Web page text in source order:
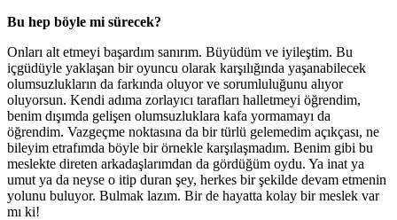
Bu hep böyle mi sürecek?
Onları alt etmeyi başardım sanırım. Büyüdüm ve iyileştim. Bu
içgüdüyle yaklaşan bir oyuncu olarak karşılığında yaşanabilecek
olumsuzlukların da farkında oluyor ve sorumluluğunu alıyor
oluyorsun. Kendi adıma zorlayıcı tarafları halletmeyi öğrendim,
benim dışımda gelişen olumsuzluklara kafa yormamayı da
öğrendim. Vazgeçme noktasına da bir türlü gelemedim açıkçası, ne
bileyim etrafımda böyle bir örnekle karşılaşmadım. Benim gibi bu
meslekte direten arkadaşlarımdan da gördüğüm oydu. Ya inat ya
umut ya da neyse o itip duran şey, herkes bir şekilde devam etmenin
yolunu buluyor. Bulmak lazım. Bir de hayatta kolay bir meslek var
mı ki!